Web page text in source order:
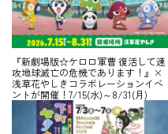
『新劇場版☆ケロロ軍曹 復活して速
攻地球滅亡の危機であります！』×
浅草花やしきコラボレーションイベ
ントが開催！7/15(水)～8/31(月)